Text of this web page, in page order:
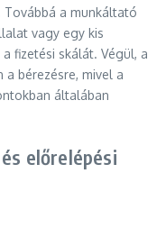
a munkáltató
vagy egy kis
fizetési skálát. Végül, a
bérezésre, mivel a
általában
előrelépési